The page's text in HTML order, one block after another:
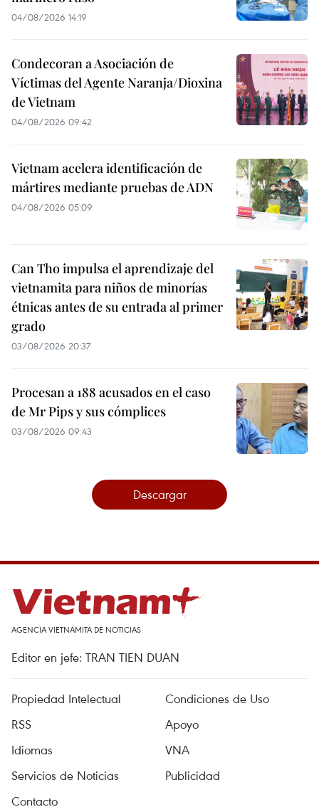
04/08/2026 14:19
Condecoran a Asociación de
Víctimas del Agente Naranja/Dioxina
de Vietnam
04/08/2026 09:42
Vietnam acelera identificación de
mártires mediante pruebas de ADN
04/08/2026 05:09
Can Tho impulsa el aprendizaje del
vietnamita para niños de minorías
étnicas antes de su entrada al primer
grado
03/08/2026 20:37
Procesan a 188 acusados en el caso
de Mr Pips y sus cómplices
03/08/2026 09:43
Descargar
AGENCIA VIETNAMITA DE NOTICIAS
Editor en jefe: TRAN TIEN DUAN
Propiedad Intelectual
Condiciones de Uso
RSS
Apoyo
Idiomas
VNA
Servicios de Noticias
Publicidad
Contacto